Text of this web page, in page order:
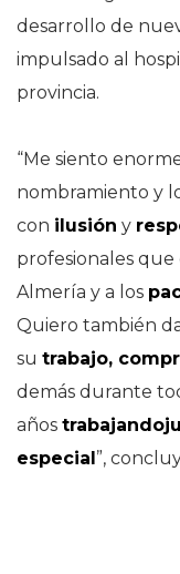
desarrollo de
impulsado al
provincia.
“Me siento
nombramiento y
con ilusión y
profesionales que
Almería y a los
Quiero también
su trabajo,
demás durante
años trabajando
especial”,